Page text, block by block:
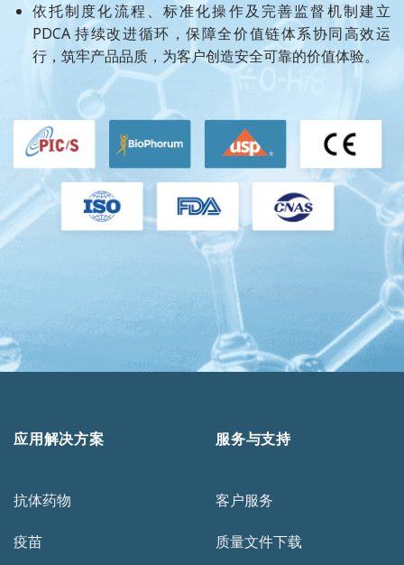
依托制度化流程、标准化操作及完善监督机制建立
PDCA 持续改进循环，保障全价值链体系协同高效运
行，筑牢产品品质，为客户创造安全可靠的价值体验。
应用解决方案
抗体药物
疫苗
服务与支持
客户服务
质量文件下载